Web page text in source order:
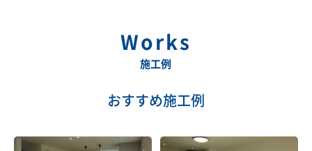
Works
施工例
おすすめ施工例